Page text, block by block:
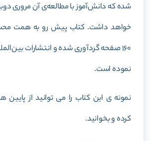
شده که دانش‌آموز با مطالعه‌ی آن مروری
خواهد داشت. کتاب پیش رو به همت
160 صفحه گردآوری شده و انتشارات
نموده است.
نمونه ی این کتاب را می توانید از
کرده و بخوانید.